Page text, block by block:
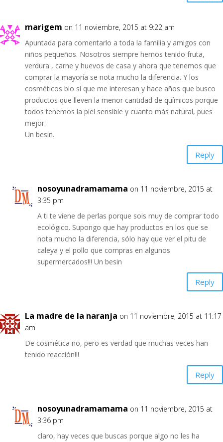
marigem on 11 noviembre, 2015 at 9:22 am
Apuntada para comentarlo a toda la familia y amigos con
niños pequeños. Nosotros siempre hemos tenido fruta,
verdura , carne y huevos de casa y ahora que tenemos que
comprar la mayoría se nota mucho la diferencia. Y los
cosméticos bio sí que me interesan y hace años que busco
productos que lleven la menor cantidad de químicos porque
todos tenemos la piel sensible y cuanto más natural, pues
mejor.
Un besín.
Reply
nosoyunadramamama on 11 noviembre, 2015 at
3:35 pm
A ti te viene de perlas porque sois muy de comprar todo
ecológico. Supongo que hay productos en los que se
nota mucho la diferencia, sólo hay que ver el pitu de
caleya y el pollo que compras en algunos
supermercados!!! Un besin
Reply
La madre de la naranja on 11 noviembre, 2015 at 11:17
am
De cosmética no, pero es verdad que muchas veces han
tenido reacción!!!
Reply
nosoyunadramamama on 11 noviembre, 2015 at
3:36 pm
claro, hay veces que buscas porque algo no les ha